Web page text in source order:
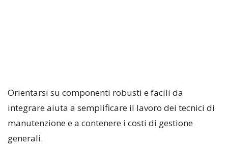
Orientarsi su componenti robusti e facili da
integrare aiuta a semplificare il lavoro dei tecnici di
manutenzione e a contenere i costi di gestione
generali.